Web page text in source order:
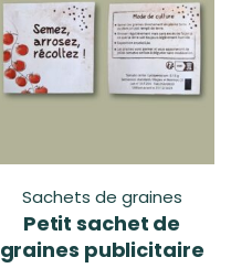
Sachets de graines
Petit sachet de
graines publicitaire